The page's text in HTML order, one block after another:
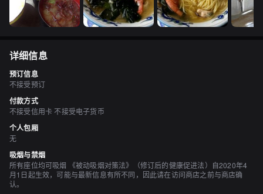
详细信息
预订信息
不接受预订
付款方式
不接受信用卡 不接受电子货币
个人包厢
无
吸烟与禁烟
所有座位均可吸烟 《被动吸烟对策法》（修订后的健康促进法）自2020年4
月1日起生效，可能与最新信息有所不同，因此请在访问商店之前与商店确
认。